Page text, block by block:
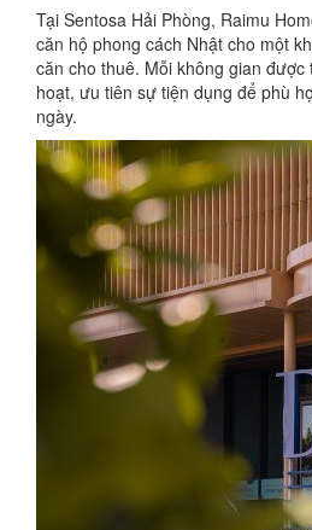
Tại Sentosa Hải Phòng, Raimu
căn hộ phong cách Nhật cho một
căn cho thuê. Mỗi không gian được
hoạt, ưu tiên sự tiện dụng để phù
ngày.